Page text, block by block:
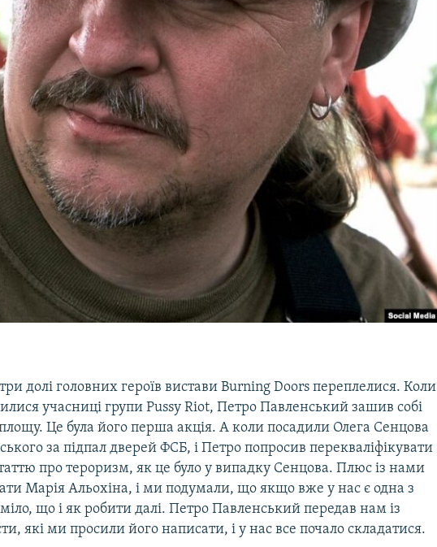
долі головних героїв вистави Burning Doors переплелися. Коли
учасниці групи Pussy Riot, Петро Павленський зашив собі
Це була його перша акція. А коли посадили Олега Сенцова
за підпал дверей ФСБ, і Петро попросив перекваліфікувати
про тероризм, як це було у випадку Сенцова. Плюс із нами
Марія Альохіна, і ми подумали, що якщо вже у нас є одна з
що і як робити далі. Петро Павленський передав нам із
які ми просили його написати, і у нас все почало складатися.